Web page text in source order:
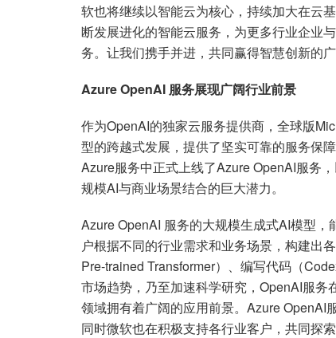
软也将继续以智能云为核心，持续加大在云
断发展进化的智能云服务，为更多行业企业
务。让我们携手并进，共同赢得智慧创新的
Azure OpenAI 服务展现广阔行业前景
作为OpenAI的独家云服务提供商，全球版
型的跨越式发展，提供了坚实可靠的服务保
Azure服务中正式上线了Azure OpenAI服务
规模AI与商业场景结合的巨大潜力。
Azure OpenAI 服务的大规模生成式AI模型
户根据不同的行业需求和业务场景，构建出
Pre-trained Transformer）、编写代码（
市场趋势，乃至加速科学研究，OpenAI服
领域拥有着广阔的应用前景。Azure OpenAI
同时微软也在积极支持各行业客户，共同探